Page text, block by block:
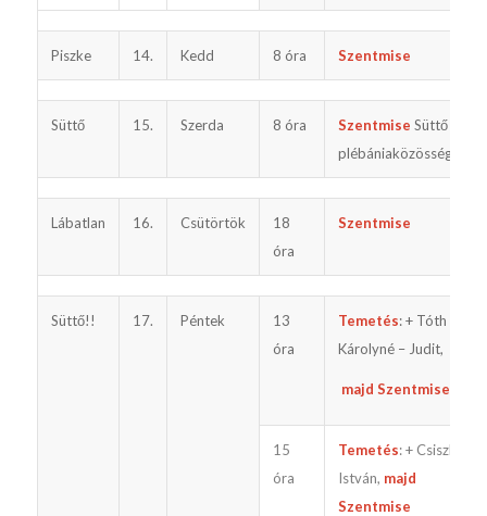
Piszke 14. Kedd 8 óra Szentmise
Süttő 15. Szerda 8 óra Szentmise Süttő
plébániaközösségéért
Lábatlan 16. Csütörtök
18
óra
Szentmise
Süttő!! 17. Péntek
13
óra
Temetés: + Tóth
Károlyné – Judit,
majd Szentmise
15
óra
Temetés: + Csiszler
István, majd
Szentmise